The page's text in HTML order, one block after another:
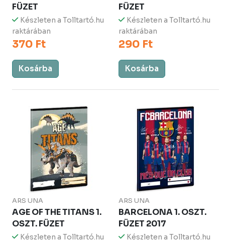
FÜZET
Készleten a Tolltartó.hu
raktárában
370 Ft
Kosárba
FÜZET
Készleten a Tolltartó.hu
raktárában
290 Ft
Kosárba
ARS UNA
AGE OF THE TITANS 1.
OSZT. FÜZET
Készleten a Tolltartó.hu
ARS UNA
BARCELONA 1. OSZT.
FÜZET 2017
Készleten a Tolltartó.hu